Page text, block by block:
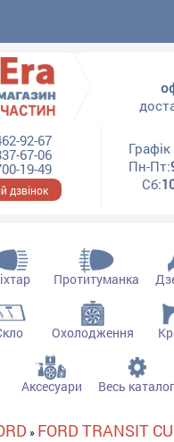
92-67
67-06
19-49
дзвінок
Пн-Пт:
Сб:
Протитуманка
Охолодження
Аксесуари Весь каталог
» FORD TRANSIT